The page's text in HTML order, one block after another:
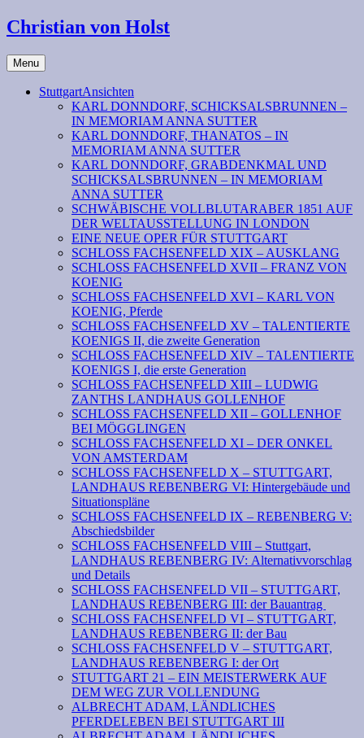
Christian von Holst
Menu
StuttgartAnsichten
KARL DONNDORF, SCHICKSALSBRUNNEN –
IN MEMORIAM ANNA SUTTER
KARL DONNDORF, THANATOS – IN
MEMORIAM ANNA SUTTER
KARL DONNDORF, GRABDENKMAL UND
SCHICKSALSBRUNNEN – IN MEMORIAM
ANNA SUTTER
SCHWÄBISCHE VOLLBLUTARABER 1851 AUF
DER WELTAUSSTELLUNG IN LONDON
EINE NEUE OPER FÜR STUTTGART
SCHLOSS FACHSENFELD XIX – AUSKLANG
SCHLOSS FACHSENFELD XVII – FRANZ VON
KOENIG
SCHLOSS FACHSENFELD XVI – KARL VON
KOENIG, Pferde
SCHLOSS FACHSENFELD XV – TALENTIERTE
KOENIGS II, die zweite Generation
SCHLOSS FACHSENFELD XIV – TALENTIERTE
KOENIGS I, die erste Generation
SCHLOSS FACHSENFELD XIII – LUDWIG
ZANTHS LANDHAUS GOLLENHOF
SCHLOSS FACHSENFELD XII – GOLLENHOF
BEI MÖGGLINGEN
SCHLOSS FACHSENFELD XI – DER ONKEL
VON AMSTERDAM
SCHLOSS FACHSENFELD X – STUTTGART,
LANDHAUS REBENBERG VI: Hintergebäude und
Situationspläne
SCHLOSS FACHSENFELD IX – REBENBERG V:
Abschiedsbilder
SCHLOSS FACHSENFELD VIII – Stuttgart,
LANDHAUS REBENBERG IV: Alternativvorschlag
und Details
SCHLOSS FACHSENFELD VII – STUTTGART,
LANDHAUS REBENBERG III: der Bauantrag
SCHLOSS FACHSENFELD VI – STUTTGART,
LANDHAUS REBENBERG II: der Bau
SCHLOSS FACHSENFELD V – STUTTGART,
LANDHAUS REBENBERG I: der Ort
STUTTGART 21 – EIN MEISTERWERK AUF
DEM WEG ZUR VOLLENDUNG
ALBRECHT ADAM, LÄNDLICHES
PFERDELEBEN BEI STUTTGART III